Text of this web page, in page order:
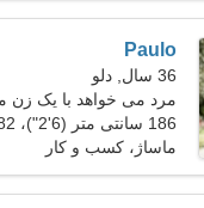
Paulo
36 سال, دلو
مرد می خواهد با یک زن
186 سانتی متر (6'2")، 82 کیلوگرم (180 پوند)
ماساژ، کسب و کار